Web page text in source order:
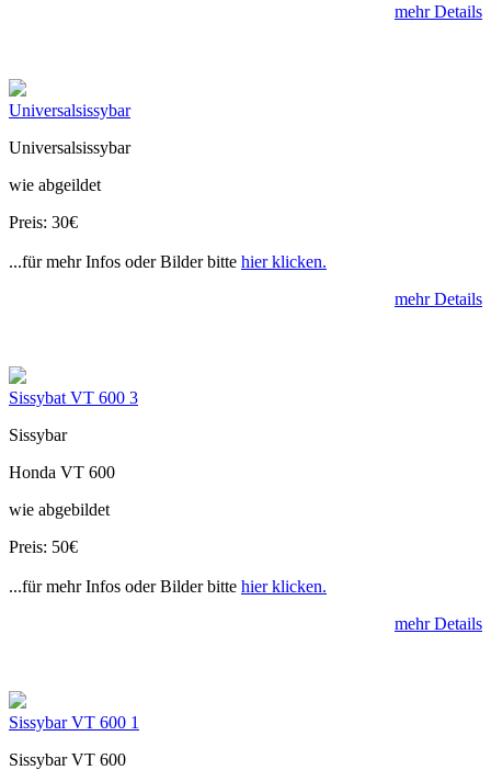
mehr Details
Universalsissybar
Universalsissybar
wie abgeildet
Preis: 30€
...für mehr Infos oder Bilder bitte hier klicken.
mehr Details
Sissybat VT 600 3
Sissybar
Honda VT 600
wie abgebildet
Preis: 50€
...für mehr Infos oder Bilder bitte hier klicken.
mehr Details
Sissybar VT 600 1
Sissybar VT 600